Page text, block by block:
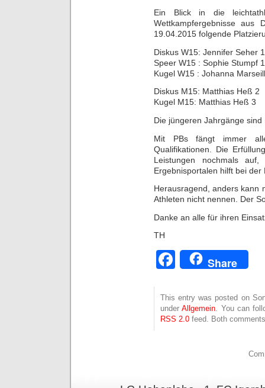
Ein Blick in die
Wettkampfergebnisse aus
19.04.2015 folgende
Diskus W15: Jennifer Seher
Speer W15 : Sophie Stumpf 1
Kugel W15 : Johanna
Diskus M15: Matthias Heß 2
Kugel M15: Matthias Heß 3
Die jüngeren Jahrgänge
Mit PBs fängt immer
Qualifikationen. Die
Leistungen nochmals
Ergebnisportalen hilft bei der
Herausragend, anders kann
Athleten nicht nennen. Der
Danke an alle für ihren
TH
Facebook
Share
This entry was posted on
underAllgemein. You can
RSS 2.0 feed. Both